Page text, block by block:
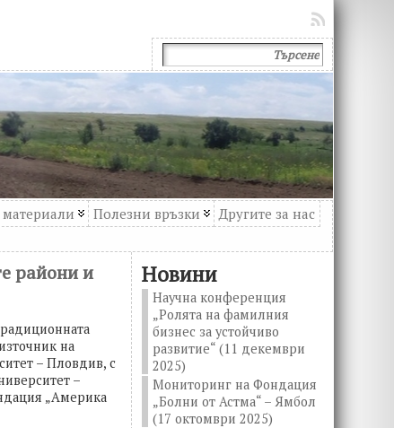
Полезни връзки
Другите за нас
райони и
на
– Пловдив, с
–
„Америка
Новини
Научна конференция
„Ролята на фамилния
бизнес за устойчиво
развитие“ (11 декември
2025)
Мониторинг на Фондация
„Болни от Астма“ – Ямбол
(17 октомври 2025)